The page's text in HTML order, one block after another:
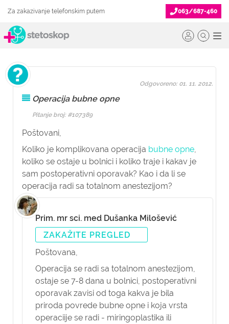
Za zakazivanje telefonskim putem 063/687-460
Operacija bubne opne
Pitanje broj: #107389
Poštovani,
Koliko je komplikovana operacija bubne opne,
koliko se ostaje u bolnici i koliko traje i kakav je
sam postoperativni oporavak? Kao i da li se
operacija radi sa totalnom anestezijom?
Odgovoreno: 01. 11. 2012.
Prim. mr sci. med Dušanka Milošević
ZAKAŽITE PREGLED
Poštovana,
Operacija se radi sa totalnom anestezijom,
ostaje se 7-8 dana u bolnici, postoperativni
oporavak zavisi od toga kakva je bila
priroda povrede bubne opne i koja vrsta
operaciije se radi - miringoplastika ili